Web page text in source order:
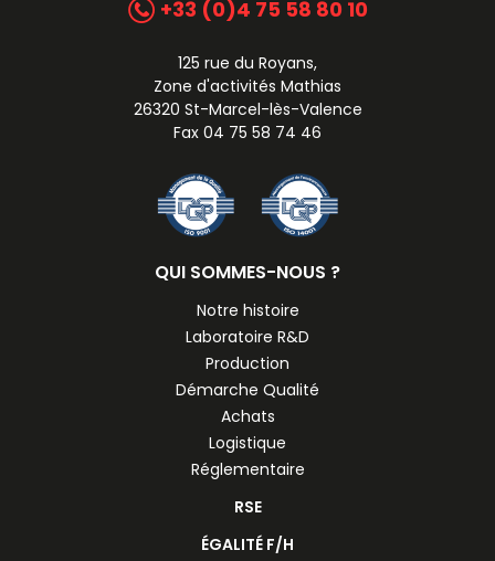
+33 (0)4 75 58 80 10
125 rue du Royans,
Zone d'activités Mathias
26320 St-Marcel-lès-Valence
Fax 04 75 58 74 46
QUI SOMMES-NOUS ?
Notre histoire
Laboratoire R&D
Production
Démarche Qualité
Achats
Logistique
Réglementaire
RSE
ÉGALITÉ F/H